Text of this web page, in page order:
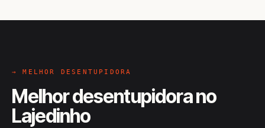
→ MELHOR DESENTUPIDORA
Melhor desentupidora no
Lajedinho